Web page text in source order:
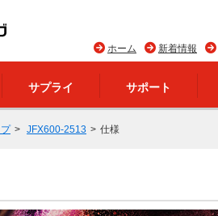
新着情報
ホーム
サプライ サポート
JFX600-2513 仕様